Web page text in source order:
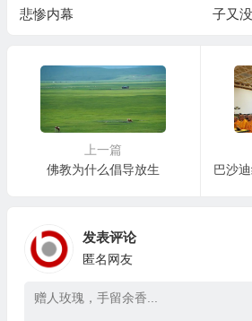
悲惨内幕
子又
上一篇
佛教为什么倡导放生
发表评论
匿名网友